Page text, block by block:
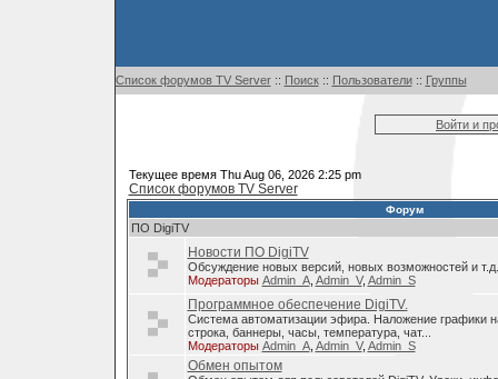
Список форумов TV Server:: Поиск:: Пользователи:: Группы
Войти и
Текущее время Thu Aug 06, 2026 2:25 pm
Список форумов TV Server
Форум
ПО DigiTV
Новости ПО DigiTV
Обсуждение новых версий, новых возможностей и т.д.
Модераторы Admin_A, Admin_V, Admin_S
Программное обеспечение DigiTV.
Система автоматизации эфира. Наложение графики
строка, баннеры, часы, температура, чат...
Модераторы Admin_A, Admin_V, Admin_S
Обмен опытом